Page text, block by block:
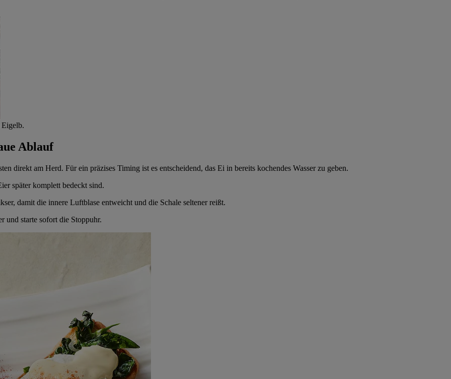
Ablauf
direkt am Herd. Für ein präzises Timing ist es entscheidend, das Ei in bereits kochendes Wasser zu geben.
später komplett bedeckt sind.
damit die innere Luftblase entweicht und die Schale seltener reißt.
und starte sofort die Stoppuhr.